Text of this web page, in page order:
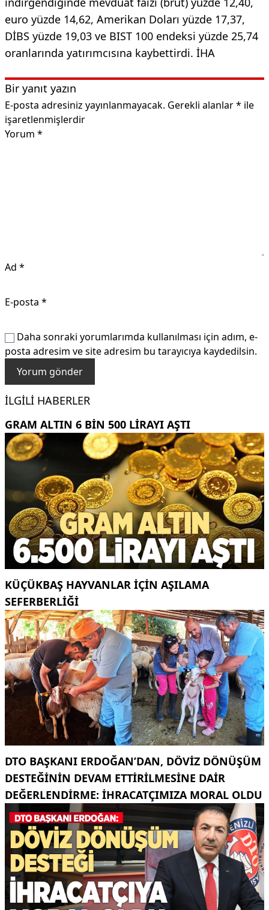
euro yüzde 14,62, Amerikan Doları yüzde 17,37,
DİBS yüzde 19,03 ve BIST 100 endeksi yüzde 25,74
oranlarında yatırımcısına kaybettirdi. İHA
Bir yanıt yazın
E-posta adresiniz yayınlanmayacak. Gerekli alanlar* ile
işaretlenmişlerdir
Yorum *
Ad *
E-posta *
Daha sonraki yorumlarımda kullanılması için adım, e-
posta adresim ve site adresim bu tarayıcıya kaydedilsin.
İLGILI HABERLER
GRAM ALTIN 6 BIN 500 LIRAYI AŞTI
KÜÇÜKBAŞ HAYVANLAR İÇİN AŞILAMA
SEFERBERLİĞİ
DTO BAŞKANI ERDOĞAN’DAN, DÖVIZ DÖNÜŞÜM
DESTEĞININ DEVAM ETTIRILMESINE DAIR
DEĞERLENDIRME: İHRACATÇIMIZA MORAL OLDU